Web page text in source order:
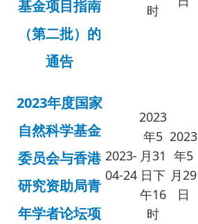
基金项目指南
（第二批）的
通告
时
2023年度国家
自然科学基金
委员会与香港
研究资助局青
年学者论坛项
2023-
04-24
2023
年5
月31
日下
午16
时
2023
年5
月29
日